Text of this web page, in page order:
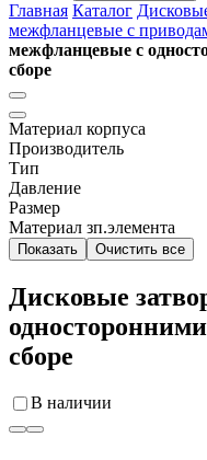
Главная Каталог
межфланцевые с
межфланцевые c
сборе
Материал корпуса
Производитель
Тип
Давление
Размер
Материал зп.элемента
Показать Очистить все
Дисковые
сборе
В наличии